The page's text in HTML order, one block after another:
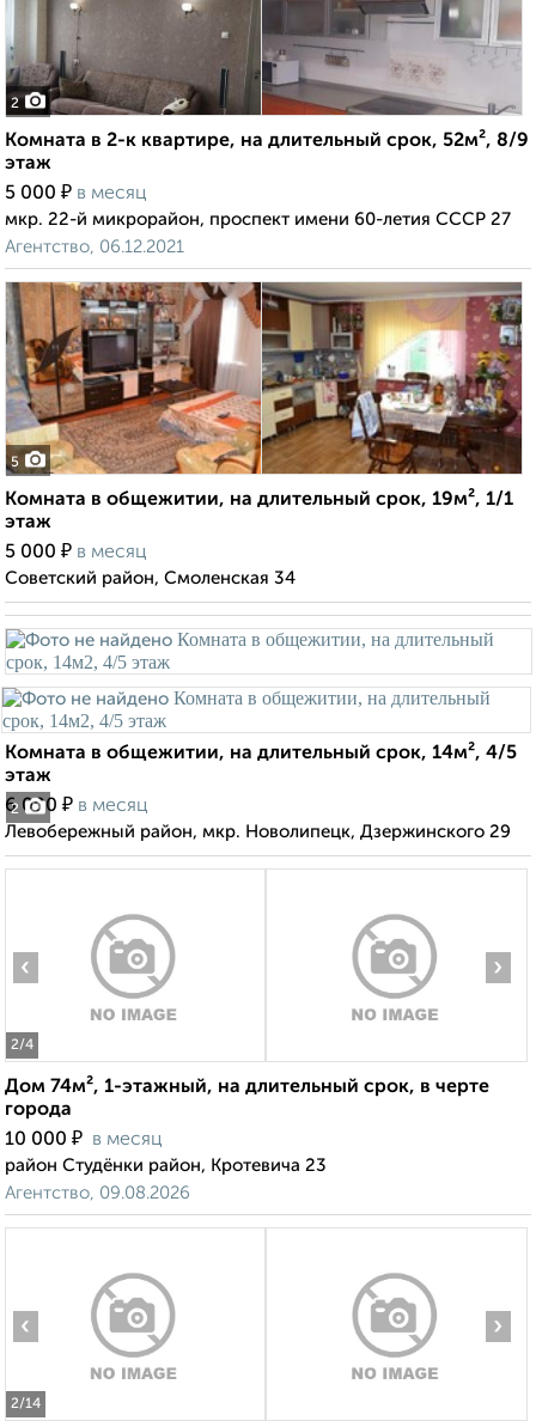
2
Комната в 2-к квартире, на длительный срок, 52м², 8/9
этаж
5 000 ₽ в месяц
мкр. 22-й микрорайон, проспект имени 60-летия СССР 27
Агентство, 06.12.2021
5
Комната в общежитии, на длительный срок, 19м², 1/1
этаж
5 000 ₽ в месяц
Советский район, Смоленская 34
2
Комната в общежитии, на длительный срок, 14м², 4/5
этаж
6 000 ₽ в месяц
Левобережный район, мкр. Новолипецк, Дзержинского 29
2/4
‹ ›
Дом 74м², 1-этажный, на длительный срок, в черте
города
10 000 ₽ в месяц
район Студёнки район, Кротевича 23
Агентство, 09.08.2026
2/14
‹ ›